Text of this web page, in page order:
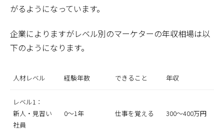
がるようになっています。
企業によりますがレベル別のマーケターの年収相場は以
下のようになります。
人材レベル 経験年数 できること 年収
レベル1：
新人・見習い
社員
0～1年 仕事を覚える 300～400万円